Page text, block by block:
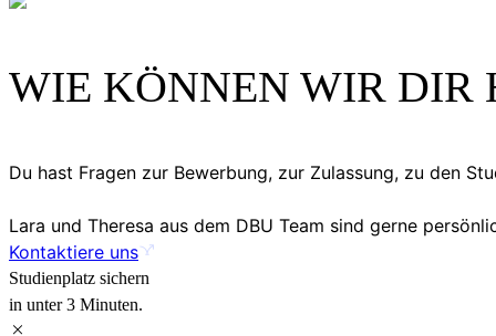
WIE KÖNNEN WIR DIR
Du hast Fragen zur Bewerbung, zur Zulassung, zu den
Lara und Theresa aus dem DBU Team sind gerne
Kontaktiere uns
Studienplatz sichern
in unter 3 Minuten.